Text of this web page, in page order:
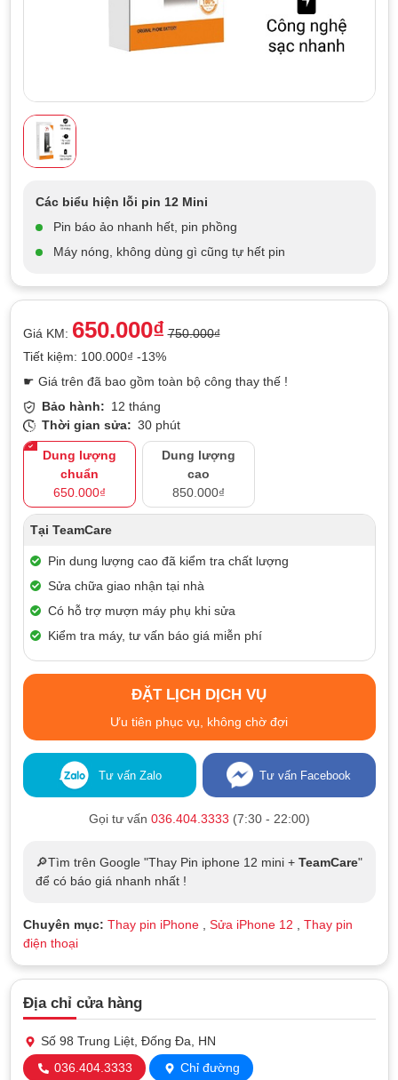
Các biểu hiện lỗi pin 12 Mini
Pin báo ảo nhanh hết, pin phồng
Máy nóng, không dùng gì cũng tự hết pin
Giá KM: 650.000₫ 750.000₫
Tiết kiệm: 100.000₫ -13%
☛ Giá trên đã bao gồm toàn bộ công thay thế !
Bảo hành: 12 tháng
Thời gian sửa: 30 phút
Dung lượng
chuẩn
650.000₫
Dung lượng
cao
850.000₫
Tại TeamCare
Pin dung lượng cao đã kiểm tra chất lượng
Sửa chữa giao nhận tại nhà
Có hỗ trợ mượn máy phụ khi sửa
Kiểm tra máy, tư vấn báo giá miễn phí
ĐẶT LỊCH DỊCH VỤ
Ưu tiên phục vụ, không chờ đợi
Tư vấn Zalo Tư vấn Facebook
Gọi tư vấn 036.404.3333 (7:30 - 22:00)
🔎Tìm trên Google "Thay Pin iphone 12 mini + TeamCare"
để có báo giá nhanh nhất !
Chuyên mục: Thay pin iPhone, Sửa iPhone 12
Thay pin
điện thoại
Địa chỉ cửa hàng
Số 98 Trung Liệt, Đống Đa, HN
036.404.3333
Chỉ đường